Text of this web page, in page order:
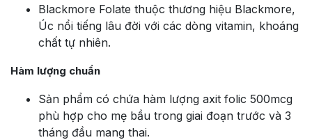
Blackmore Folate thuộc thương hiệu Blackmore,
Úc nổi tiếng lâu đời với các dòng vitamin, khoáng
chất tự nhiên.
Hàm lượng chuẩn
Sản phẩm có chứa hàm lượng axit folic 500mcg
phù hợp cho mẹ bầu trong giai đoạn trước và 3
tháng đầu mang thai.